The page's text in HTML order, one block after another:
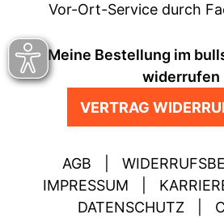
Vor-Ort-Service durch
Meine Bestellung im
widerrufen
VERTRAG
AGB
IMPRESSUM
DATENSCHUTZ